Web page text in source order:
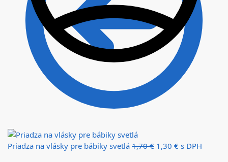
Priadza na vlásky pre bábiky svetlá 1,70€ 1,30 € s DPH